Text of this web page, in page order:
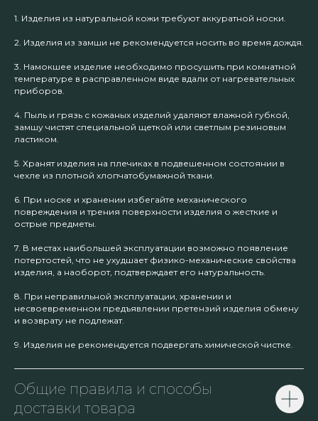
1. Изделия из натуральной кожи требуют аккуратной носки.
2. Изделия из замши не рекомендуется носить во время дождя.
3. Намокшее изделие необходимо просушить при комнатной
температуре в расправленном виде вдали от нагревательных
приборов.
4. Пыль и грязь с кожаных изделий удаляют влажной губкой,
замшу чистят специальной щеткой или светлым резиновым
ластиком.
5. Хранят изделия на плечиках в подвешенном состоянии в
чехле из плотной хлопчатобумажной ткани.
6. При носке и хранении избегайте механического
повреждения и трения поверхности изделия о жесткие и
острые предметы.
7. В местах наибольшей эксплуатации возможно появление
потертостей, что не ухудшает физико-механические свойства
изделия, а наоборот, подтверждает его натуральность.
8. При неправильной эксплуатации, хранении и
несвоевременном предъявлении претензий изделия обмену
и возврату не подлежат.
9. Изделия не рекомендуется подвергать химической чистке.
Общие правила и способы
доставки товара